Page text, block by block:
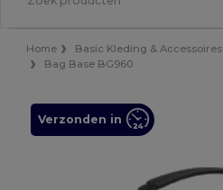
Home Basic Kleding & Accessoires
Bag Base BG960
Verzonden in